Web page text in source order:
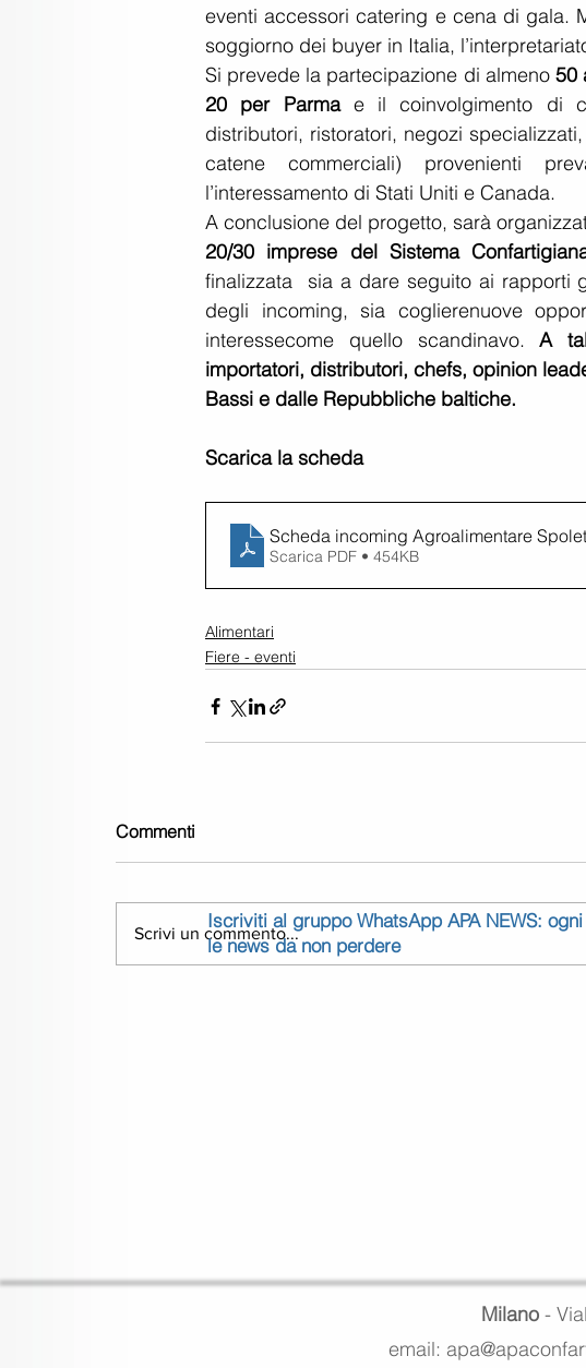
eventi accessori catering e cena di gala.
soggiorno dei buyer in Italia,
Si prevede la partecipazione di almeno 50
20 per Parma e il coinvolgimento di
distributori, ristoratori, negozi
catene commerciali) provenienti
l’interessamento di Stati Uniti e Canada.
A conclusione del progetto, sarà
20/30 imprese del Sistema
finalizzata  sia a dare seguito ai rapporti
degli incoming, sia coglierenuove
interessecome quello scandinavo. A
importatori, distributori, chefs, opinion
Bassi e dalle Repubbliche baltiche.
Scarica la scheda
Scheda incoming Agroalimentare
Scarica PDF • 454KB
Alimentari
Fiere - eventi
Commenti
Scrivi un commento...
Iscriviti al gruppo WhatsApp APA NEWS:
le news da non perdere
Milano -
email: